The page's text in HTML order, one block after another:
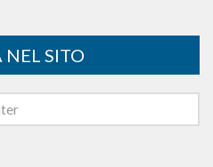
NEL SITO